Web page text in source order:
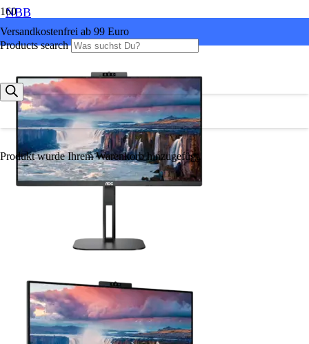
Versandkostenfrei ab 99 Euro
Products search
Produktwurde Ihrem Warenkorb hinzugefügt.
NBB